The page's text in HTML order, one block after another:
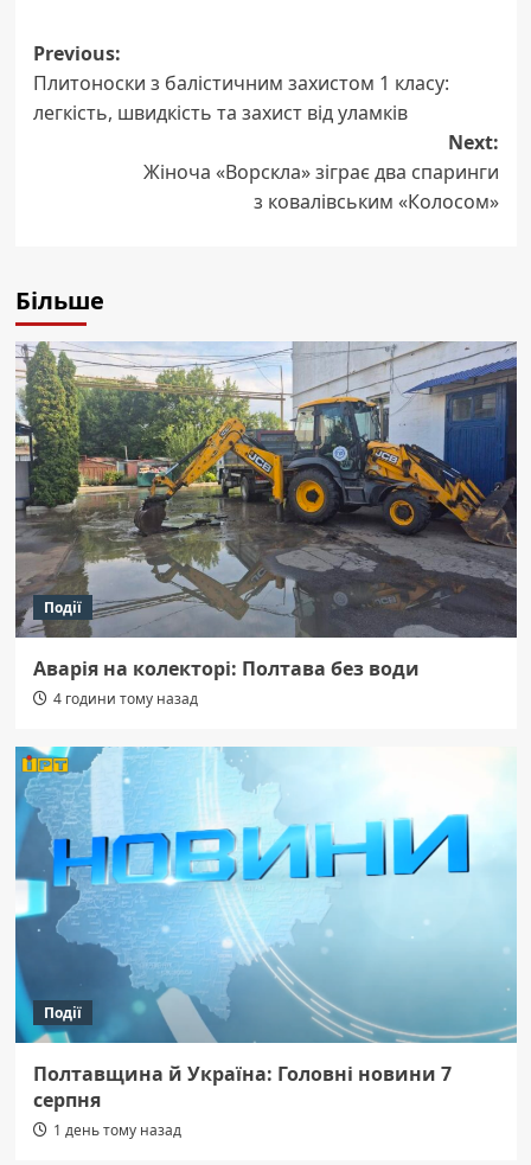
Post
navigation
Previous:
Плитоноски з балістичним захистом 1 класу:
легкість, швидкість та захист від уламків
Next:
Жіноча «Ворскла» зіграє два спаринги
з ковалівським «Колосом»
Більше
Події
Аварія на колекторі: Полтава без води
4 години тому назад
Події
Полтавщина й Україна: Головні новини 7
серпня
1 день тому назад